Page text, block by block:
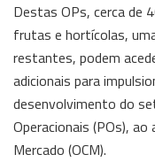
Destas OPs, cerca de
frutas e hortícolas,
restantes, podem
adicionais para
desenvolvimento do
Operacionais (POs),
Mercado (OCM).